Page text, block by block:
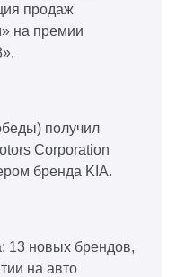
продаж
на премии
получил
Corporation
бренда KIA.
13 новых брендов,
на авто